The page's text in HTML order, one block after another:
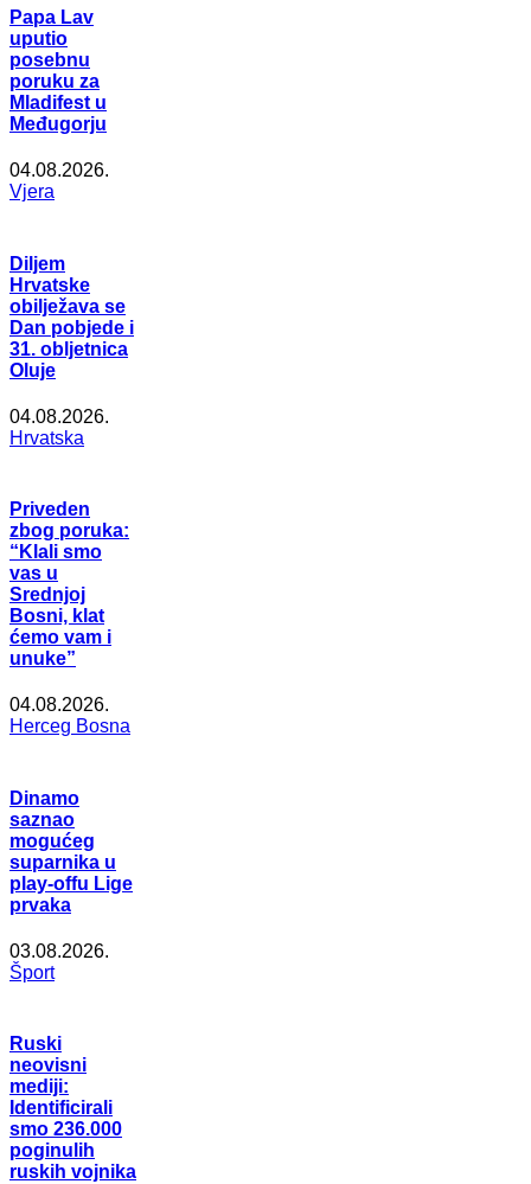
Papa Lav
uputio
posebnu
poruku za
Mladifest u
Međugorju
04.08.2026.
Vjera
Diljem
Hrvatske
obilježava se
Dan pobjede i
31. obljetnica
Oluje
04.08.2026.
Hrvatska
Priveden
zbog poruka:
“Klali smo
vas u
Srednjoj
Bosni, klat
ćemo vam i
unuke”
04.08.2026.
Herceg Bosna
Dinamo
saznao
mogućeg
suparnika u
play-offu Lige
prvaka
03.08.2026.
Šport
Ruski
neovisni
mediji:
Identificirali
smo 236.000
poginulih
ruskih vojnika